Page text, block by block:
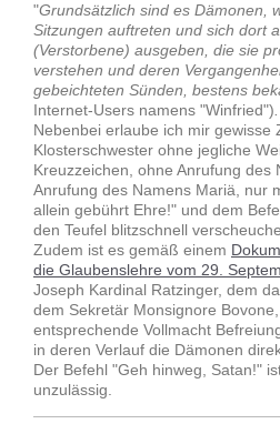
"Grundsätzlich sind es Dämonen,
Sitzungen auftreten und sich dort
(Verstorbene) ausgeben, die sie
verstehen und deren
gebeichteten Sünden, bestens
Internet-Users namens "Winfried").
Nebenbei erlaube ich mir gewisse
Klosterschwester ohne jegliche
Kreuzzeichen, ohne Anrufung des
Anrufung des Namens Mariä, nur
allein gebührt Ehre!" und dem
den Teufel blitzschnell
Zudem ist es gemäß einem
die Glaubenslehre vom 29.
Joseph Kardinal Ratzinger, dem
dem Sekretär Monsignore
entsprechende Vollmacht
in deren Verlauf die Dämonen
Der Befehl "Geh hinweg, Satan!"
unzulässig.